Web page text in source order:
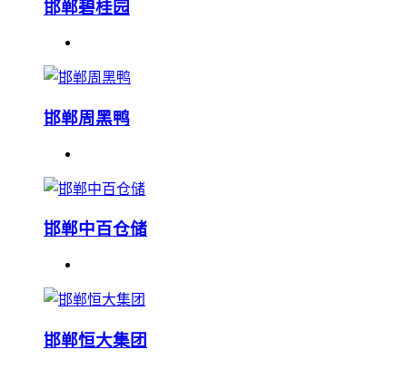
邯郸碧桂园
邯郸周黑鸭
邯郸中百仓储
邯郸恒大集团